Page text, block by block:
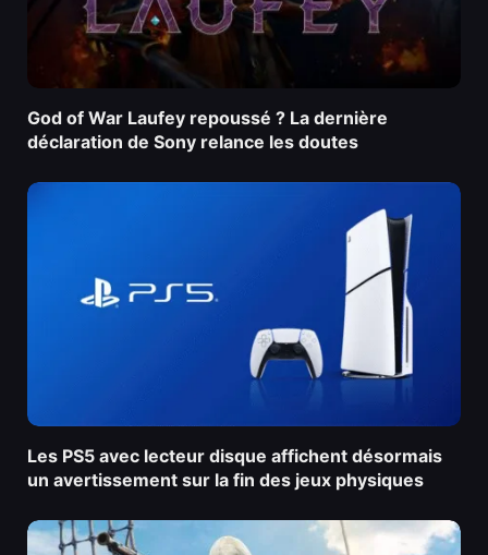
God of War Laufey repoussé ? La dernière
déclaration de Sony relance les doutes
Les PS5 avec lecteur disque affichent désormais
un avertissement sur la fin des jeux physiques